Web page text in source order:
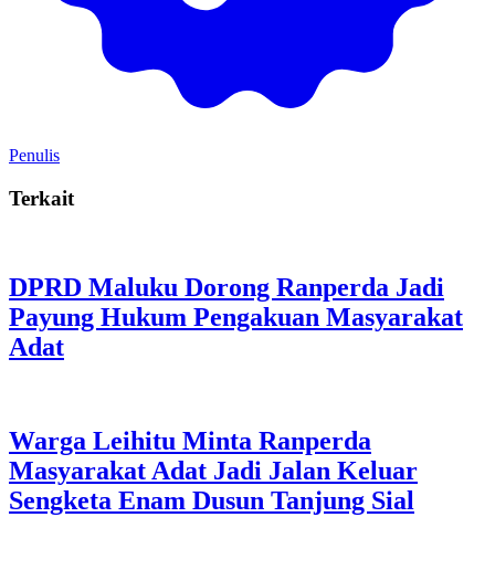
Penulis
Terkait
DPRD Maluku Dorong Ranperda Jadi
Payung Hukum Pengakuan Masyarakat
Adat
Warga Leihitu Minta Ranperda
Masyarakat Adat Jadi Jalan Keluar
Sengketa Enam Dusun Tanjung Sial